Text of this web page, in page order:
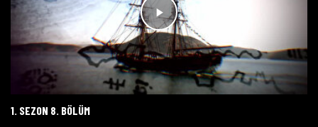
1. SEZON 8. BÖLÜM